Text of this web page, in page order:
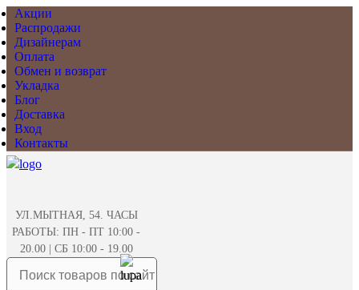
Акции
Распродажи
Дизайнерам
Оплата
Обмен и возврат
Укладка
Блог
Доставка
Вход
Контакты
УЛ.МЫТНАЯ, 54. ЧАСЫ
РАБОТЫ: ПН - ПТ 10:00 -
20.00 | СБ 10:00 - 19.00